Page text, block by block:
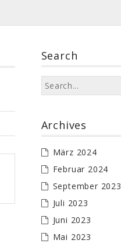
Search
Archives
März 2024
Februar 2024
September 2023
Juli 2023
Juni 2023
Mai 2023